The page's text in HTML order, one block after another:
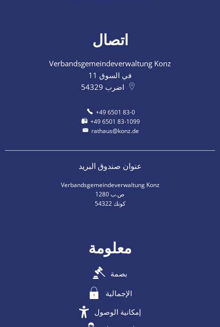
اتصال
Verbandsgemeindeverwaltung Konz
في السوق 11
54329 اضرب
+49 6501 83-0
+49 6501 83-1099
rathaus@konz.de
عنوان صندوق البريد
Verbandsgemeindeverwaltung Konz
ص.ب 1280
54322 كونك
معلومة
بصمة
الإجمالية
إمكانية الوصول